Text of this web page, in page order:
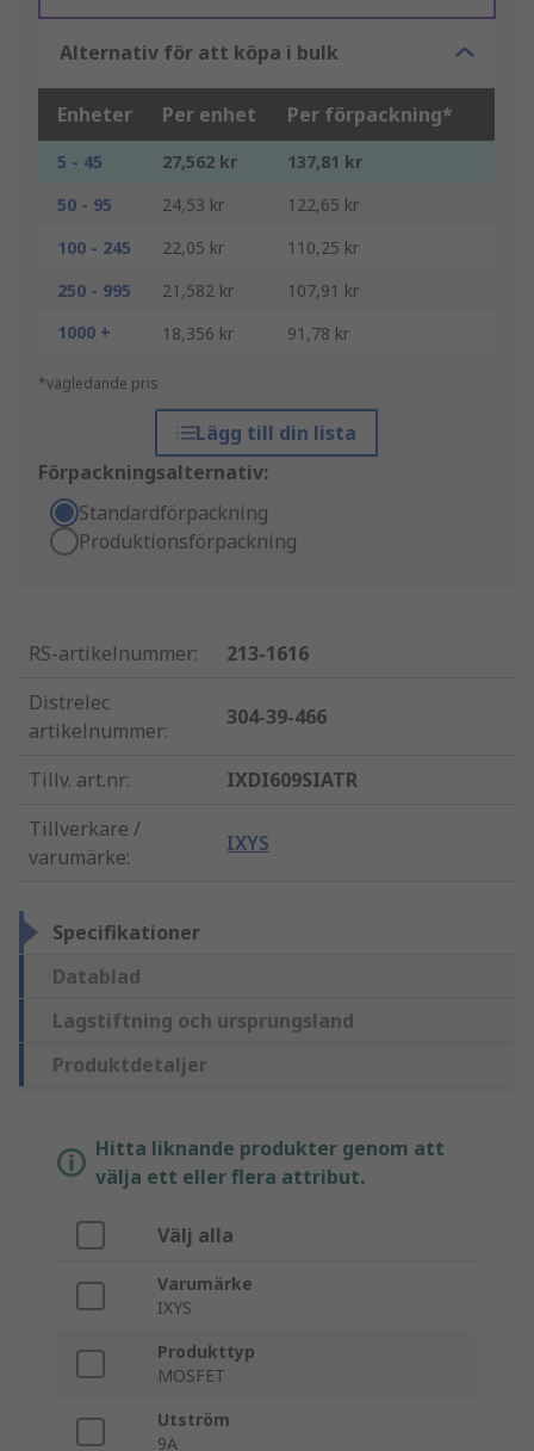
Alternativ för att köpa i bulk
Enheter Per enhet Per förpackning*
5 - 45 27,562 kr
137,81 kr
50 - 95
24,53 kr
122,65 kr
100 - 245
22,05 kr
110,25 kr
250 - 995
21,582 kr
107,91 kr
1000 +
18,356 kr 91,78 kr
*vägledande pris
Lägg till din lista
Förpackningsalternativ:
Standardförpackning
Produktionsförpackning
RS-artikelnummer:
213-1616
Distrelec
artikelnummer:
304-39-466
Tillv. art.nr:
IXDI609SIATR
Tillverkare /
varumärke:
IXYS
Specifikationer
Datablad
Lagstiftning och ursprungsland
Produktdetaljer
Hitta liknande produkter genom att
välja ett eller flera attribut.
Välj alla
Varumärke
IXYS
Produkttyp
MOSFET
Utström
9A